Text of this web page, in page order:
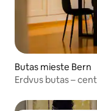
Butas mieste Bern
Erdvus butas –